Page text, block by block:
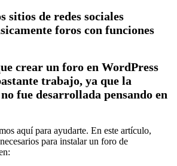
sitios de redes sociales
foros con funciones
crear un foro en WordPress
trabajo, ya que la
fue desarrollada pensando en
aquí para ayudarte. En este artículo,
para instalar un foro de